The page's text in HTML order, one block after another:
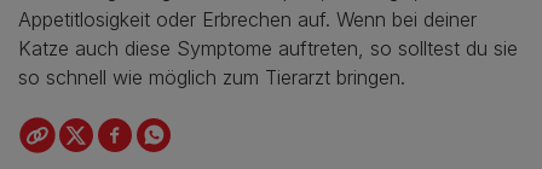
Appetitlosigkeit oder Erbrechen auf. Wenn bei deiner
Katze auch diese Symptome auftreten, so solltest du sie
so schnell wie möglich zum Tierarzt bringen.